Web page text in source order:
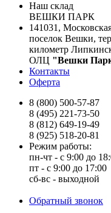
Наш склад
ВЕШКИ ПАРК
141031,
поселок Вешки,
километр
ОЛЦ "Вешки
Контакты
Оферта
8 (800) 500-57-87
8 (495) 221-73-50
8 (812) 649-19-49
8 (925) 518-20-81
Режим работы:
пн-чт - с 9:00 до
пт - с 9:00 до 17:00
сб-вс - выходной
Обратный звонок